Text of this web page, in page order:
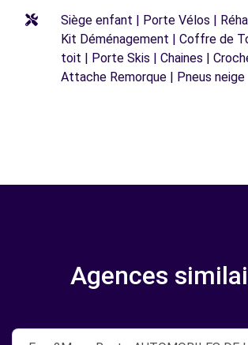
Siège enfant | Porte Vélos |
Kit Déménagement | Coffre de
toit | Porte Skis | Chaines |
Attache Remorque | Pneus neige
Agences